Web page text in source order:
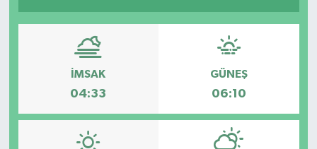
İMSAK
04:33
GÜNEŞ
06:10